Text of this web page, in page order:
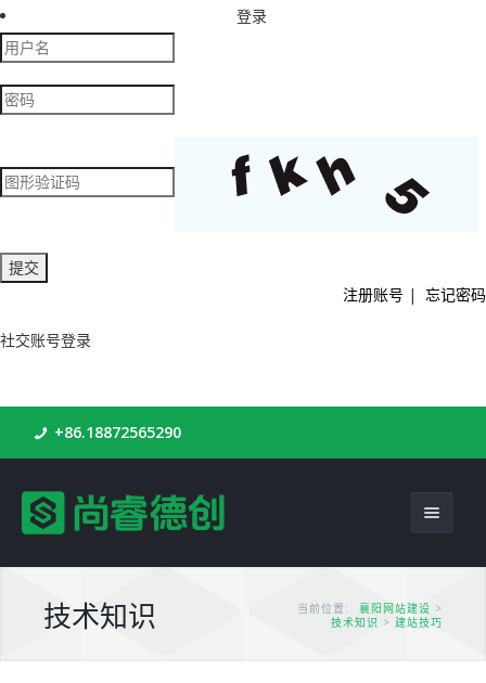
登录
注册账号 | 忘记密码
社交账号登录
+86.18872565290
技术知识 当前位置: 襄阳网站建设 >
技术知识 > 建站技巧